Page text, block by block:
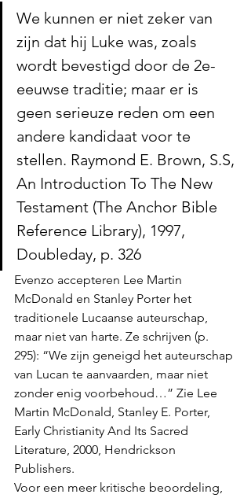
We kunnen er niet zeker van
zijn dat hij Luke was, zoals
wordt bevestigd door de 2e-
eeuwse traditie; maar er is
geen serieuze reden om een
andere kandidaat voor te
stellen. Raymond E. Brown, S.S,
An Introduction To The New
Testament (The Anchor Bible
Reference Library), 1997,
Doubleday, p. 326
Evenzo accepteren Lee Martin
McDonald en Stanley Porter het
traditionele Lucaanse auteurschap,
maar niet van harte. Ze schrijven (p.
295): “We zijn geneigd het auteurschap
van Lucan te aanvaarden, maar niet
zonder enig voorbehoud…” Zie Lee
Martin McDonald, Stanley E. Porter,
Early Christianity And Its Sacred
Literature, 2000, Hendrickson
Publishers.
Voor een meer kritische beoordeling,